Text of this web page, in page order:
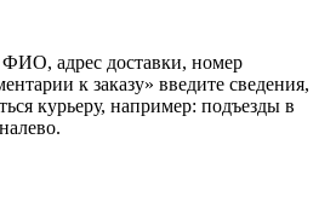
адрес доставки, номер
к заказу» введите сведения,
курьеру, например: подъезды в